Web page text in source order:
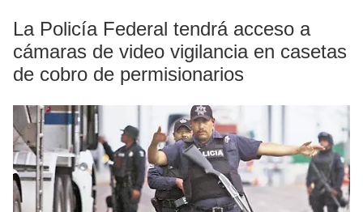
La Policía Federal tendrá acceso a
cámaras de video vigilancia en casetas
de cobro de permisionarios